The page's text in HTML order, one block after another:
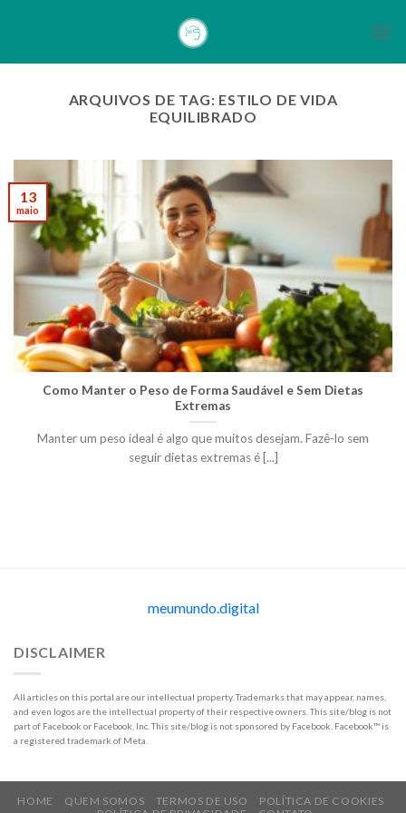
ARQUIVOS DE TAG: ESTILO DE VIDA
EQUILIBRADO
Como Manter o Peso de Forma Saudável e Sem Dietas
Extremas
Manter um peso ideal é algo que muitos desejam. Fazê-lo sem
seguir dietas extremas é [...]
13
maio
meumundo.digital
DISCLAIMER
All articles on this portal are our intellectual property. Trademarks that may appear, names,
and even logos are the intellectual property of their respective owners. This site/blog is not
part of Facebook or Facebook, Inc. This site/blog is not sponsored by Facebook. Facebook™ is
a registered trademark of Meta.
HOME QUEM SOMOS TERMOS DE USO
POLÍTICA DE COOKIES